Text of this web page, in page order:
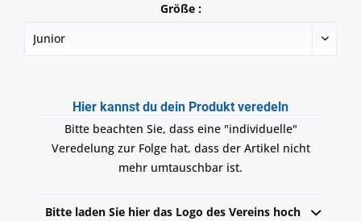
Größe :
Hier kannst du dein Produkt veredeln
Bitte beachten Sie, dass eine "individuelle"
Veredelung zur Folge hat, dass der Artikel nicht
mehr umtauschbar ist.
Bitte laden Sie hier das Logo des Vereins hoch